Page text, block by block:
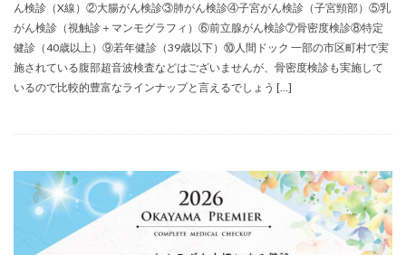
ん検診（X線）②大腸がん検診③肺がん検診④子宮がん検診（子宮頸部）⑤乳
がん検診（視触診＋マンモグラフィ）⑥前立腺がん検診⑦骨密度検診⑧特定
健診（40歳以上）⑨若年健診（39歳以下）⑩人間ドック 一部の市区町村で実
施されている腹部超音波検査などはございませんが、骨密度検診も実施して
いるので比較的豊富なラインナップと言えるでしょう […]